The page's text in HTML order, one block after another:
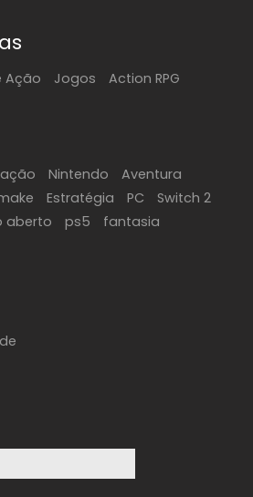
Ação Jogos Action RPG
Nintendo
Aventura
Estratégia PC
Switch 2
aberto ps5 fantasia